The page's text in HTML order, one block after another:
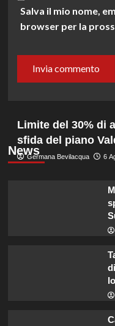
Salva il mio nome,
browser per la
News
Limite del 30% di
sfida del piano
Germana Bevilacqua 6